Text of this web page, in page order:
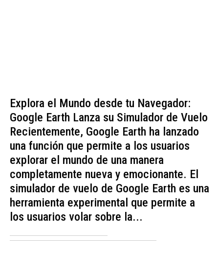
Explora el Mundo desde tu Navegador:
Google Earth Lanza su Simulador de Vuelo
Recientemente, Google Earth ha lanzado
una función que permite a los usuarios
explorar el mundo de una manera
completamente nueva y emocionante. El
simulador de vuelo de Google Earth es una
herramienta experimental que permite a
los usuarios volar sobre la...